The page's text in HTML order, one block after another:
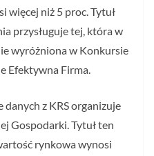
więcej niż 5 proc. Tytuł
przysługuje tej, która w
wyróżniona w Konkursie
Efektywna Firma.
z KRS organizuje
Gospodarki. Tytuł ten
rynkowa wynosi